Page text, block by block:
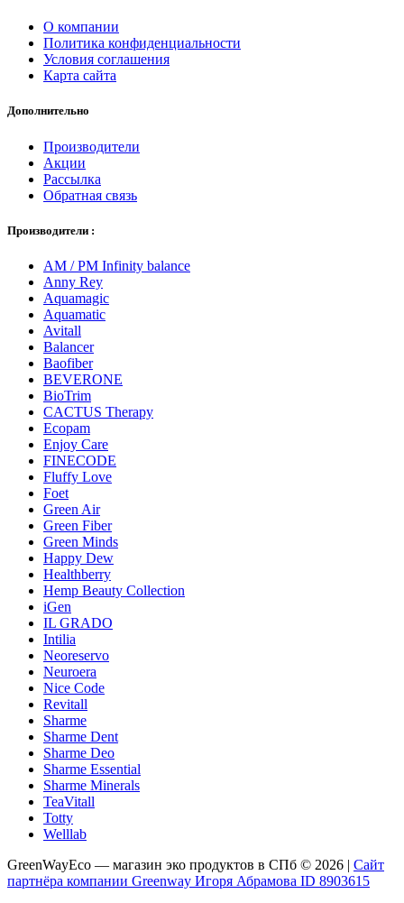
О компании
Политика конфиденциальности
Условия соглашения
Карта сайта
Дополнительно
Производители
Акции
Рассылка
Обратная связь
Производители :
AM / PM Infinity balance
Anny Rey
Aquamagic
Aquamatic
Avitall
Balancer
Baofiber
BEVERONE
BioTrim
CACTUS Therapy
Ecopam
Enjoy Care
FINECODE
Fluffy Love
Foet
Green Air
Green Fiber
Green Minds
Happy Dew
Healthberry
Hemp Beauty Collection
iGen
IL GRADO
Intilia
Neoreservo
Neuroera
Nice Code
Revitall
Sharme
Sharme Dent
Sharme Deo
Sharme Essential
Sharme Minerals
TeaVitall
Totty
Welllab
GreenWayEco — магазин эко продуктов в СПб © 2026 | Сайт
партнёра компании Greenway Игоря Абрамова ID 8903615